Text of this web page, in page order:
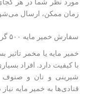
مورد نظر شما در هر
زمان ممکن، ارسال
سفارش خمیر مایه ۵۰۰ گرم کلار مایه
خمیر مایه یا مخمر
با کیفیت دارد. افراد
شیرینی و نان و صنوف
قنادی‌ها به خمیر مایه